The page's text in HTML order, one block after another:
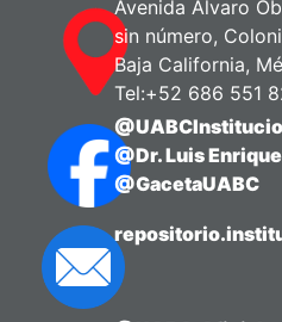
Avenida Álvaro
sin número,
Baja California,
Tel:+52 686 551
@Dr. Luis
@GacetaUABC